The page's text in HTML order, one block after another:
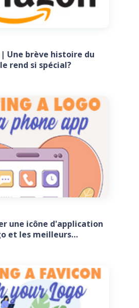
Une brève histoire du
rend si spécial?
une icône d'application
et les meilleurs